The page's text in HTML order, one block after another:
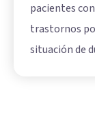
pacientes
trastornos
situación de